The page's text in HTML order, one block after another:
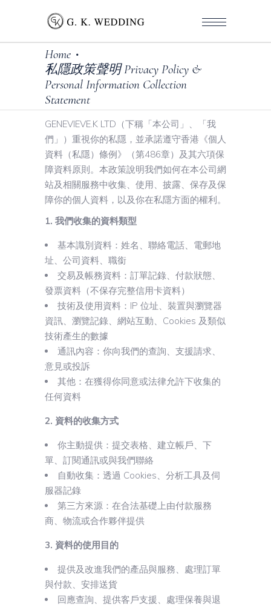
Home •
私隱政策聲明 Privacy Policy &
Personal Information Collection
Statement
GENEVIEVE.K LTD（下稱「本公司」、「我
們」）重視你的私隱，並承諾遵守香港《個人
資料（私隱）條例》（第486章）及其六項保
障資料原則。本政策說明我們如何在本公司網
站及相關服務中收集、使用、披露、保存及保
障你的個人資料，以及你在私隱方面的權利。
1. 我們收集的資料類型
基本識別資料：姓名、聯絡電話、電郵地
址、公司資料、職銜
交易及帳務資料：訂單記錄、付款狀態、
發票資料（不保存完整信用卡資料）
技術及使用資料：IP 位址、裝置與瀏覽器
資訊、瀏覽記錄、網站互動、Cookies 及類似
技術產生的數據
通訊內容：你向我們的查詢、支援請求、
意見或投訴
其他：在獲得你同意或法律允許下收集的
任何資料
2. 資料的收集方式
你主動提供：提交表格、建立帳戶、下
單、訂閱通訊或與我們聯絡
自動收集：透過 Cookies、分析工具及伺
服器記錄
第三方來源：在合法基礎上由付款服務
商、物流或合作夥伴提供
3. 資料的使用目的
提供及改進我們的產品與服務、處理訂單
與付款、安排送貨
回應查詢、提供客戶支援、處理保養與退